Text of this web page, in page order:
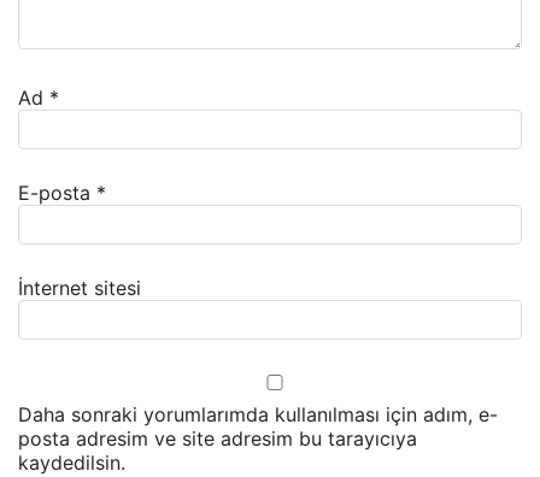
Ad *
E-posta *
İnternet sitesi
Daha sonraki yorumlarımda kullanılması için adım, e-
posta adresim ve site adresim bu tarayıcıya
kaydedilsin.